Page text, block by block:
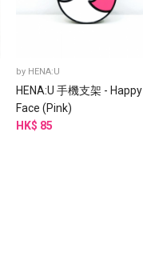
by HENA:U
HENA:U 手機支架 - Happy
Face (Pink)
HK$ 85